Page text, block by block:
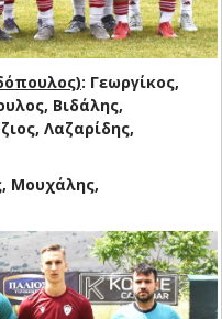
: Γεωργίκος,
Βιδάλης,
Λαζαρίδης,
Μουχάλης,